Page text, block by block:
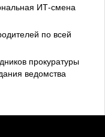
ИТ-смена
по всей
прокуратуры
ведомства